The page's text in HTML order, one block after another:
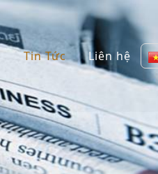
Tin Tức Liên hệ